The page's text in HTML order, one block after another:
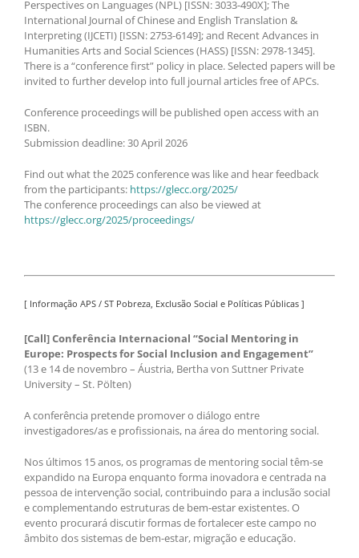
Perspectives on Languages (NPL) [ISSN: 3033-490X]; The
International Journal of Chinese and English Translation &
Interpreting (IJCETI) [ISSN: 2753-6149]; and Recent Advances in
Humanities Arts and Social Sciences (HASS) [ISSN: 2978-1345].
There is a “conference first” policy in place. Selected papers will be
invited to further develop into full journal articles free of APCs.
Conference proceedings will be published open access with an
ISBN.
Submission deadline: 30 April 2026
Find out what the 2025 conference was like and hear feedback
from the participants: https://glecc.org/2025/
The conference proceedings can also be viewed at
https://glecc.org/2025/proceedings/
[ Informação APS / ST Pobreza, Exclusão Social e Políticas Públicas ]
[Call] Conferência Internacional “Social Mentoring in
Europe: Prospects for Social Inclusion and Engagement”
(13 e 14 de novembro – Áustria, Bertha von Suttner Private
University – St. Pölten)
A conferência pretende promover o diálogo entre
investigadores/as e profissionais, na área do mentoring social.
Nos últimos 15 anos, os programas de mentoring social têm-se
expandido na Europa enquanto forma inovadora e centrada na
pessoa de intervenção social, contribuindo para a inclusão social
e complementando estruturas de bem-estar existentes. O
evento procurará discutir formas de fortalecer este campo no
âmbito dos sistemas de bem-estar, migração e educação.